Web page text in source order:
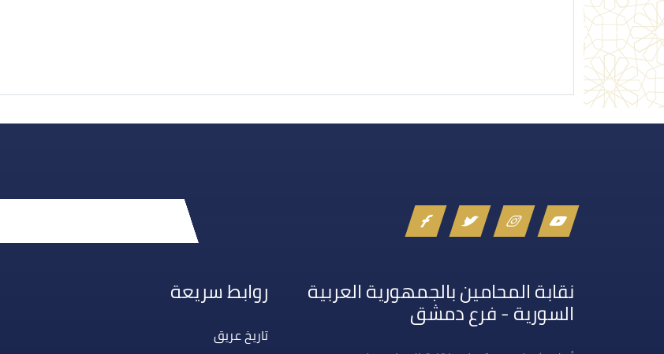
نقابة المحامين بالجمهورية العربية
السورية - فرع دمشق
روابط سريعة
تاريخ عريق